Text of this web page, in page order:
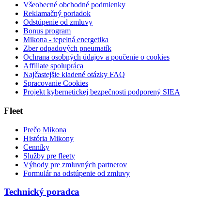
Všeobecné obchodné podmienky
Reklamačný poriadok
Odstúpenie od zmluvy
Bonus program
Mikona - tepelná energetika
Zber odpadových pneumatík
Ochrana osobných údajov a poučenie o cookies
Affiliate spolupráca
Najčastejšie kladené otázky FAQ
Spracovanie Cookies
Projekt kybernetickej bezpečnosti podporený SIEA
Fleet
Prečo Mikona
História Mikony
Cenníky
Služby pre fleety
Výhody pre zmluvných partnerov
Formulár na odstúpenie od zmluvy
Technický poradca